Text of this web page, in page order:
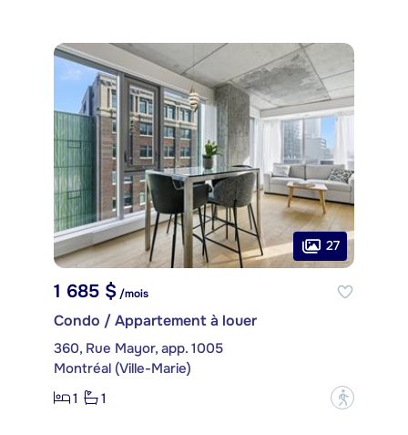
27
1 685 $/mois
Condo / Appartement à louer
360, Rue Mayor, app. 1005
Montréal (Ville-Marie)
1
1 ?